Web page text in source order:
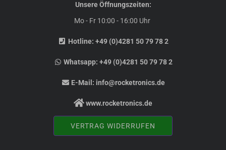
Unsere Öffnungszeiten:
Mo - Fr 10:00 - 16:00 Uhr
Hotline: +49 (0)4281 50 79 78 2
Whatsapp:+49 (0)4281 50 79 78 2
E-Mail: info@rocketronics.de
www.rocketronics.de
VERTRAG WIDERRUFEN